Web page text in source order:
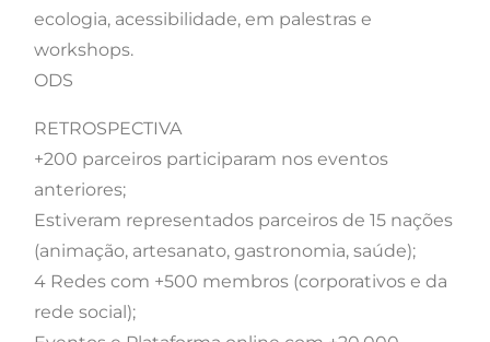
ecologia, acessibilidade, em palestras e
workshops.
ODS
RETROSPECTIVA
+200 parceiros participaram nos eventos
anteriores;
Estiveram representados parceiros de 15 nações
(animação, artesanato, gastronomia, saúde);
4 Redes com +500 membros (corporativos e da
rede social);